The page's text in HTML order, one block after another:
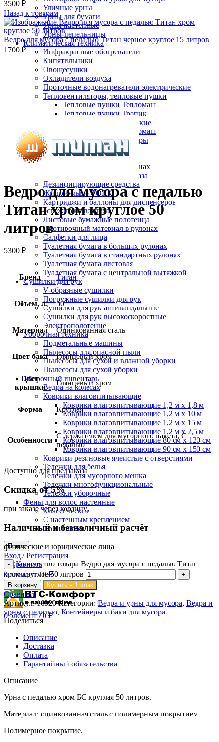
Уличные урны
Урны для бумаги
Урны настенные
Урны-пепельницы
Климатическая техника
Инфракрасные обогреватели
Кипятильники
Овощесушки
Охладители воздуха
Проточные водонагреватели электрические
Тепловентиляторы, тепловые пушки
Тепловые пушки Тепломаш
Тепловые пушки Тропик
Тепловые завесы электрические
Тепловые завесы Тепломаш
Электронные терморегуляторы
Пеленальные столы
Расходные материалы
Бумажные полотенца в рулонах
Бумажные сиденья для унитаза
Дезинфицирующие средства
Жидкое мыло TORK
Картриджи и баллоны для диспенсеров
освежителя воздуха
Листовые бумажные полотенца
Протирочный материал в рулонах
Салфетки для лица
Туалетная бумага в больших рулонах
Туалетная бумага в стандартных рулонах
Туалетная бумага листовая
Туалетная бумага с центральной вытяжкой
Сушилки для рук
V-образные сушилки
Погружные сушилки для рук
Сушилки для рук антивандальные
Сушилки для рук высокоскоростные
Электрополотенце
Уборочная техника
Подметальные машины
Пылесосы для опасной пыли
Пылесосы для сухой и влажной уборки
Пылесосы для сухой уборки
Уборочный инвентарь
Ведра на колесах
Коврики влаговпитывающие
Коврики влаговпитывающие 1,2 м х 1,8 м
Коврики влаговпитывающие 1,2 м х 10 м
Коврики влаговпитывающие 1,2 м х 15 м
Коврики влаговпитывающие 1,2 м х 2,5 м
Коврики влаговпитывающие 80 см х 120 см
Коврики влаговпитывающие 90 см х 150 см
Коврики резиновые ячеистые с отверстиями
Тележки для белья
Тележки для мусорного мешка
Тележки многофункциональные
Тележки уборочные
Фены для волос настенные
Классические
С настенным креплением
Со шлангом
Поиск
Вход / Регистрация
Сравнить
0элемент / 0₽
Меню
0элемент / 0₽
3500 ₽
Назад к товарам
Ведро для мусора с педалью Титан черное круглое 15 литров
1700 ₽
Нажмите, чтобы увеличить
Ведро для мусора с педалью
Титан хром круглое 50
литров
5300 ₽
Бренд Титан
Объем, л 50
Материал Оцинкованная сталь
Цвет бака Глянцевый хром
Цвет
крышки
Глянцевый хром
Форма Круглая
Особенности
С держателем для мусорного пакета, С
педалью
Доступно для предзаказа
Скидка от 5%
при заказе через корзину
Наличный и безналичный расчёт
физические и юридические лица
Количество товара Ведро для мусора с педалью Титан
хром круглое 50 литров
В корзину Купить в 1 клик
Сравнить
Артикул:10920Категории: Ведра и урны для мусора, Ведра и
урны с педалью, Контейнеры и баки для мусора
Поделиться:
Описание
Доставка
Оплата
Гарантийный обязательства
Описание
Урна с педалью хром БС круглая 50 литров.
Материал: оцинкованная сталь с полимерным покрытием.
Полимерное покрытие.